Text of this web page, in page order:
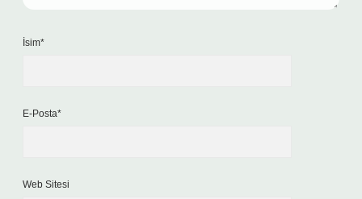
İsim*
E-Posta*
Web Sitesi